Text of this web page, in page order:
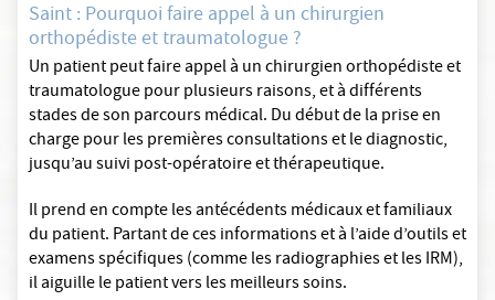
Saint : Pourquoi faire appel à un chirurgien
orthopédiste et traumatologue ?
Un patient peut faire appel à un chirurgien orthopédiste et
traumatologue pour plusieurs raisons, et à différents
stades de son parcours médical. Du début de la prise en
charge pour les premières consultations et le diagnostic,
jusqu’au suivi post-opératoire et thérapeutique.
Il prend en compte les antécédents médicaux et familiaux
du patient. Partant de ces informations et à l’aide d’outils et
examens spécifiques (comme les radiographies et les IRM),
il aiguille le patient vers les meilleurs soins.